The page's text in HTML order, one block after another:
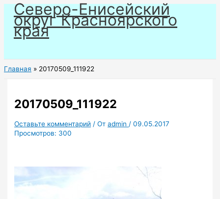
Перейти
содержимому
Северо-Енисейский
округ Красноярского
края
Главная 20170509_111922
20170509_111922
Оставьте комментарий / Отadmin /09.05.2017
Просмотров: 300